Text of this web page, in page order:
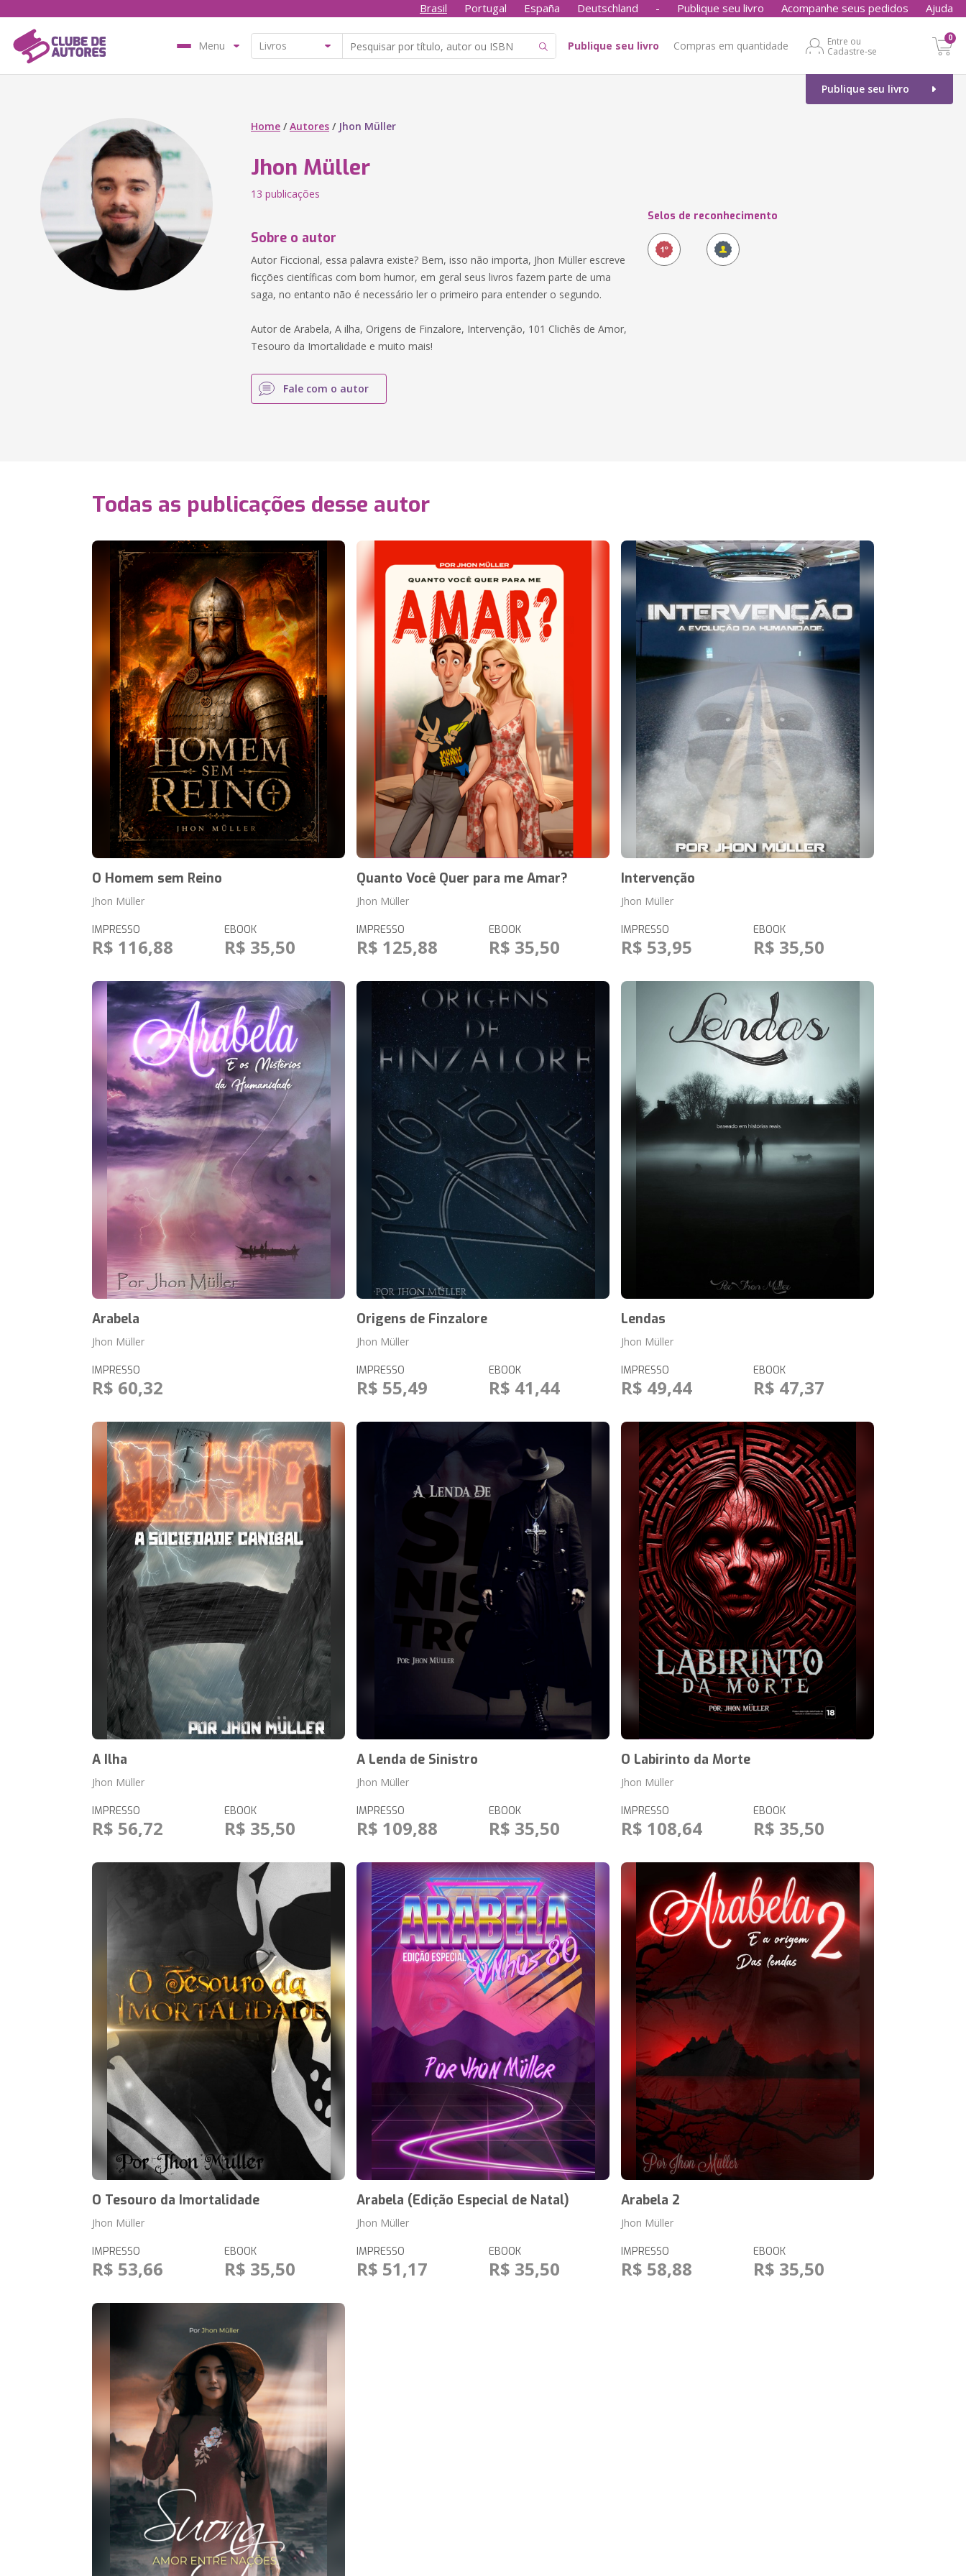
Brasil Portugal España Deutschland - Publique seu livro Acompanhe seus pedidos Ajuda
Menu Publique seu livro Compras em quantidade
Entre ou
Cadastre-se
0
Publique seu livro
Home /Autores / Jhon Müller
Jhon Müller
13 publicações
Sobre o autor
Autor Ficcional, essa palavra existe? Bem, isso não importa, Jhon Müller escreve
ficções científicas com bom humor, em geral seus livros fazem parte de uma
saga, no entanto não é necessário ler o primeiro para entender o segundo.
Autor de Arabela, A ilha, Origens de Finzalore, Intervenção, 101 Clichês de Amor,
Tesouro da Imortalidade e muito mais!
Fale com o autor
Selos de reconhecimento
Todas as publicações desse autor
O Homem sem Reino
Jhon Müller
IMPRESSO
R$ 116,88
EBOOK
R$ 35,50
Quanto Você Quer para me Amar?
Jhon Müller
IMPRESSO
R$ 125,88
EBOOK
R$ 35,50
Intervenção
Jhon Müller
IMPRESSO
R$ 53,95
EBOOK
R$ 35,50
Arabela
Jhon Müller
IMPRESSO
R$ 60,32
Origens de Finzalore
Jhon Müller
IMPRESSO
R$ 55,49
EBOOK
R$ 41,44
Lendas
Jhon Müller
IMPRESSO
R$ 49,44
EBOOK
R$ 47,37
A Ilha
Jhon Müller
IMPRESSO
R$ 56,72
EBOOK
R$ 35,50
A Lenda de Sinistro
Jhon Müller
IMPRESSO
R$ 109,88
EBOOK
R$ 35,50
O Labirinto da Morte
Jhon Müller
IMPRESSO
R$ 108,64
EBOOK
R$ 35,50
O Tesouro da Imortalidade
Jhon Müller
IMPRESSO
R$ 53,66
EBOOK
R$ 35,50
Arabela (Edição Especial de Natal)
Jhon Müller
IMPRESSO
R$ 51,17
EBOOK
R$ 35,50
Arabela 2
Jhon Müller
IMPRESSO
R$ 58,88
EBOOK
R$ 35,50